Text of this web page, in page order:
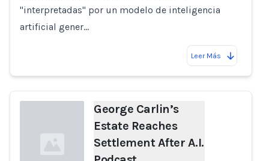
"interpretadas" por un modelo de inteligencia
artificial gener…
Leer Más
George Carlin’s
Estate Reaches
Settlement After A.I.